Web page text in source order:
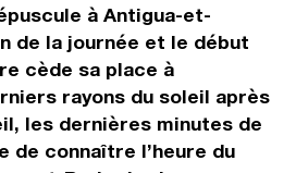
à Antigua-et-
de la journée et le début
cède sa place à
rayons du soleil après
les dernières minutes de
de connaître l’heure du